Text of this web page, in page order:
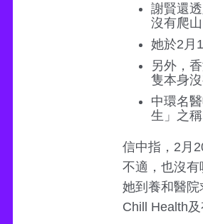
謝賢還
沒有爬山
她於2月
另外，
隻本身
中環名
生」之稱
信中指，2月
不適，也沒
她到養和醫
Chill Health